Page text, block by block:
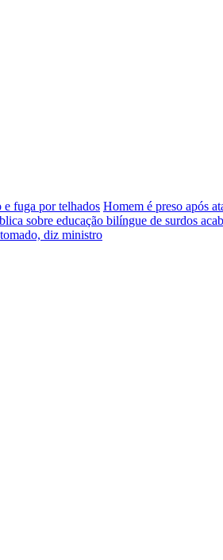
e fuga por telhados Homem é preso após
sobre educação bilíngue de surdos
diz ministro